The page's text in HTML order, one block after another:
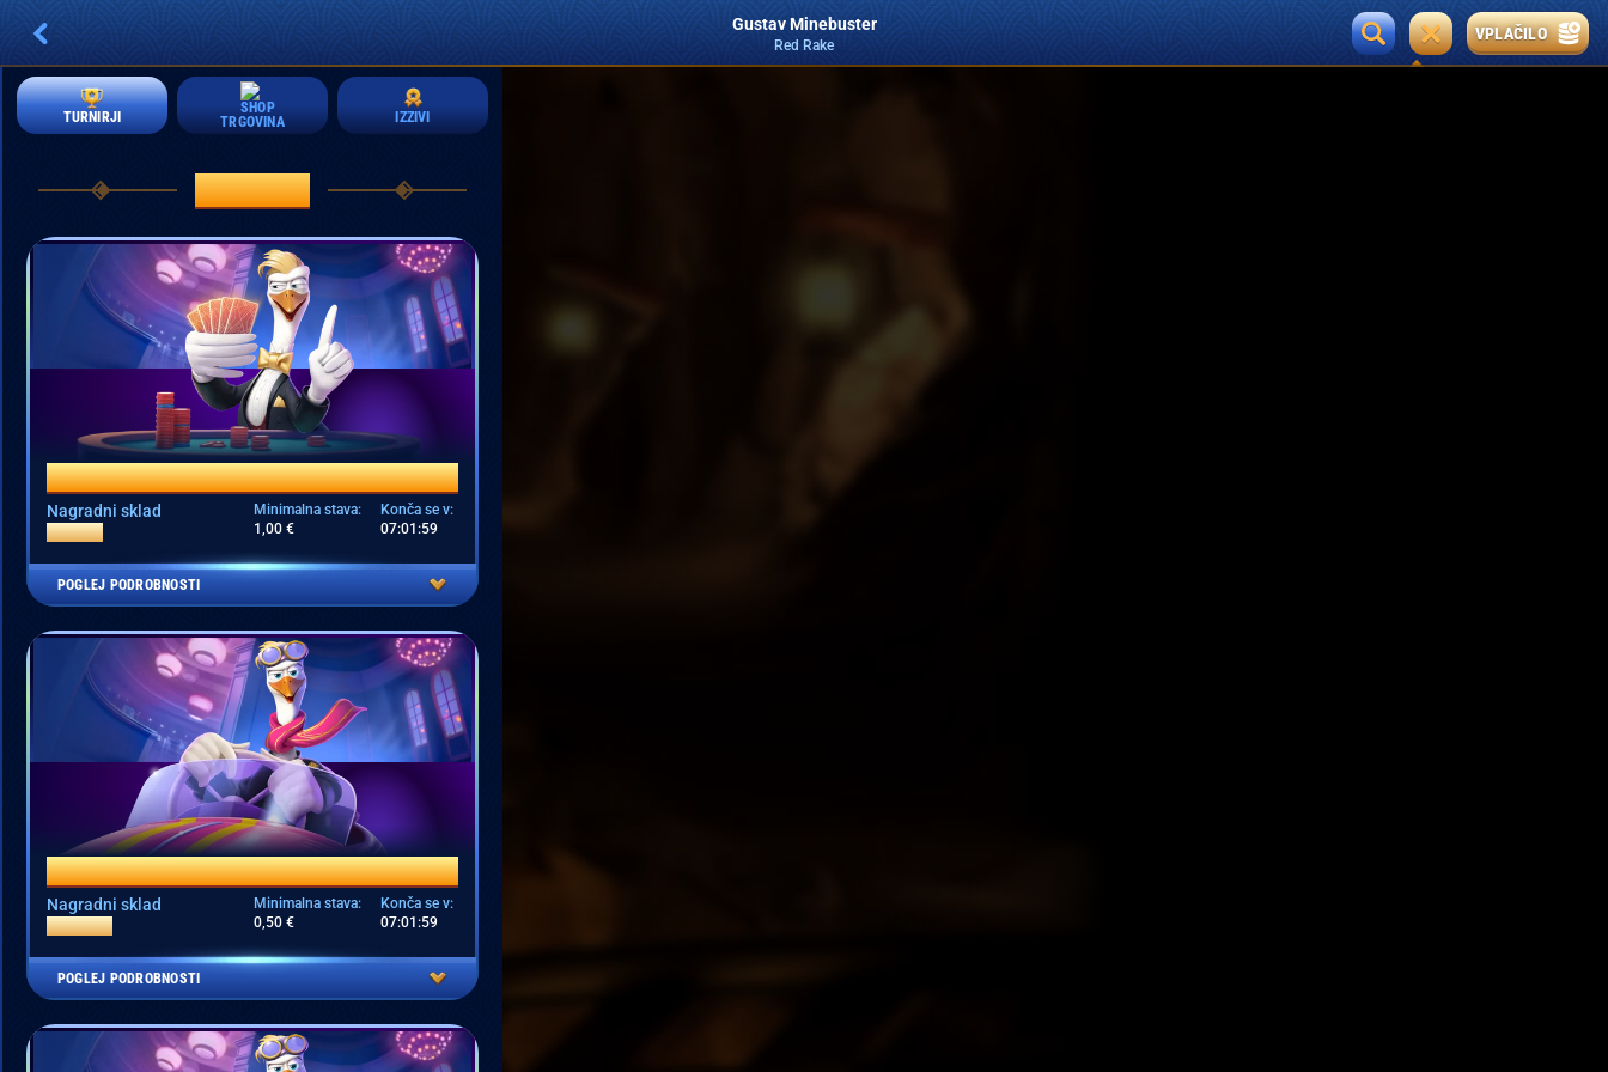
Gustav Minebuster
Red Rake
VPLAČILO
TURNIRJI TRGOVINA IZZIVI
TURNIRJI
PRAGMATIC LIVE PRESTIGE CUP
Nagradni sklad
5.000 €
Minimalna stava:
1,00 €
Konča se v:
07:01:59
IGRALNICA
POGLEJ PODROBNOSTI
ENJOY HOT TOURNAMENT
Nagradni sklad
10.000 €
Minimalna stava:
0,50 €
Konča se v:
07:01:59
IGRALNICA
POGLEJ PODROBNOSTI